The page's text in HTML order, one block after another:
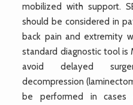
mobilized with support.
should be considered in
back pain and extremity
standard diagnostic tool is
avoid delayed
decompression
be performed in cases